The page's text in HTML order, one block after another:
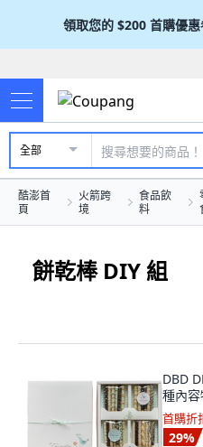
領取您的 $200 首購優
全部
酷澎首
頁
火箭跨
境
食品飲
料
餅乾棒 DIY 組
DBD
種內
首購折
29%